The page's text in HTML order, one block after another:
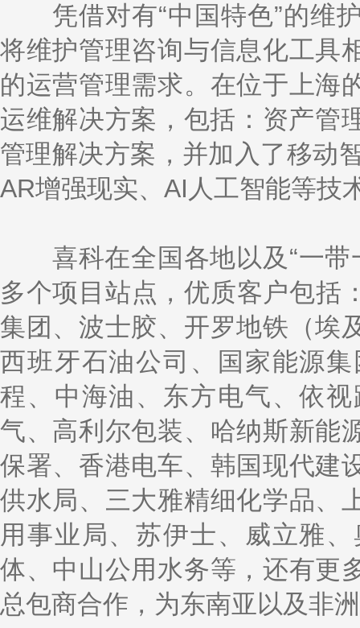
凭借对有“中国特色”的维
将维护管理咨询与信息化工具
的运营管理需求。在位于上海
运维解决方案，包括：资产管
管理解决方案，并加入了移动
AR增强现实、AI人工智能等技
喜科在全国各地以及“一带
多个项目站点，优质客户包括
集团、波士胶、开罗地铁（埃
西班牙石油公司、国家能源
程、中海油、东方电气、依
气、高利尔包装、哈纳斯新能
保署、香港电车、韩国现代建
供水局、三大雅精细化学品、
用事业局、苏伊士、威立雅
体、中山公用水务等，还有更
总包商合作，为东南亚以及非